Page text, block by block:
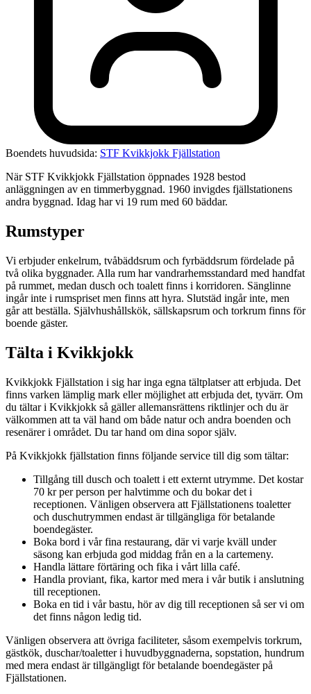
Boendets huvudsida: STF Kvikkjokk Fjällstation
När STF Kvikkjokk Fjällstation öppnades 1928 bestod
anläggningen av en timmerbyggnad. 1960 invigdes fjällstationens
andra byggnad. Idag har vi 19 rum med 60 bäddar.
Rumstyper
Vi erbjuder enkelrum, tvåbäddsrum och fyrbäddsrum fördelade på
två olika byggnader. Alla rum har vandrarhemsstandard med handfat
på rummet, medan dusch och toalett finns i korridoren. Sänglinne
ingår inte i rumspriset men finns att hyra. Slutstäd ingår inte, men
går att beställa. Självhushållskök, sällskapsrum och torkrum finns för
boende gäster.
Tälta i Kvikkjokk
Kvikkjokk Fjällstation i sig har inga egna tältplatser att erbjuda. Det
finns varken lämplig mark eller möjlighet att erbjuda det, tyvärr. Om
du tältar i Kvikkjokk så gäller allemansrättens riktlinjer och du är
välkommen att ta väl hand om både natur och andra boenden och
resenärer i området. Du tar hand om dina sopor själv.
På Kvikkjokk fjällstation finns följande service till dig som tältar:
Tillgång till dusch och toalett i ett externt utrymme. Det kostar
70 kr per person per halvtimme och du bokar det i
receptionen. Vänligen observera att Fjällstationens toaletter
och duschutrymmen endast är tillgängliga för betalande
boendegäster.
Boka bord i vår fina restaurang, där vi varje kväll under
säsong kan erbjuda god middag från en a la cartemeny.
Handla lättare förtäring och fika i vårt lilla café.
Handla proviant, fika, kartor med mera i vår butik i anslutning
till receptionen.
Boka en tid i vår bastu, hör av dig till receptionen så ser vi om
det finns någon ledig tid.
Vänligen observera att övriga faciliteter, såsom exempelvis torkrum,
gästkök, duschar/toaletter i huvudbyggnaderna, sopstation, hundrum
med mera endast är tillgängligt för betalande boendegäster på
Fjällstationen.